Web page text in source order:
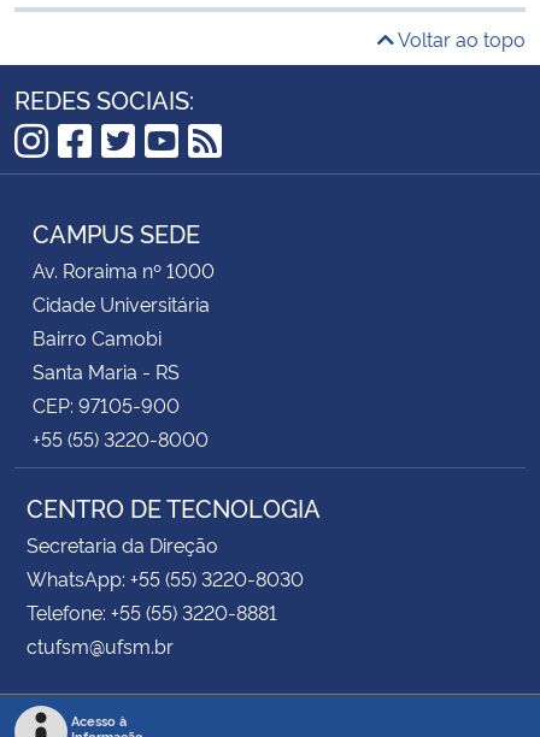
Voltar ao topo
REDES SOCIAIS:
Instagram
Facebook
Twitter
YouTube
RSS
CAMPUS SEDE
Av. Roraima nº 1000
Cidade Universitária
Bairro Camobi
Santa Maria - RS
CEP: 97105-900
+55 (55) 3220-8000
CENTRO DE TECNOLOGIA
Secretaria da Direção
WhatsApp: +55 (55) 3220-8030
Telefone: +55 (55) 3220-8881
ctufsm@ufsm.br
Acesso à